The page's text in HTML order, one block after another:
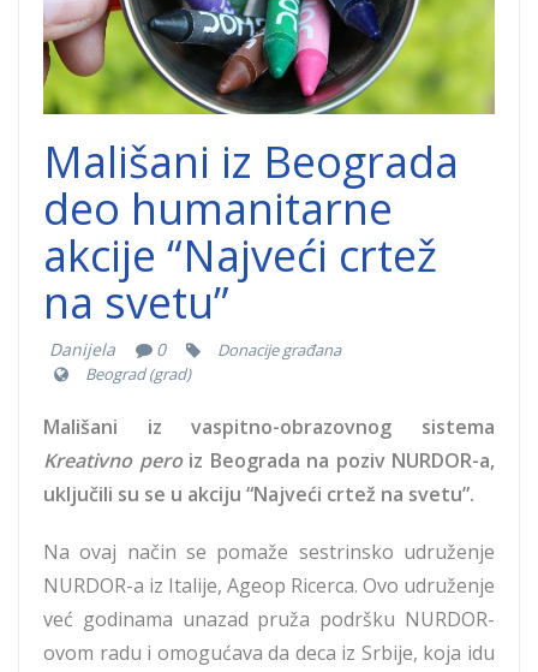
Mališani iz Beograda
deo humanitarne
akcije “Najveći crtež
na svetu”
Danijela 0
Donacije građana
Beograd (grad)
Mališani iz vaspitno-obrazovnog sistema
Kreativno peroiz Beograda na poziv NURDOR-a,
uključili su se u akciju “Najveći crtež na svetu”.
Na ovaj način se pomaže sestrinsko udruženje
NURDOR-a iz Italije, Ageop Ricerca. Ovo udruženje
već godinama unazad pruža podršku NURDOR-
ovom radu i omogućava da deca iz Srbije, koja idu